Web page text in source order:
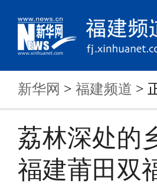
新华网 > 福建频道 >
荔林深处
福建莆田双